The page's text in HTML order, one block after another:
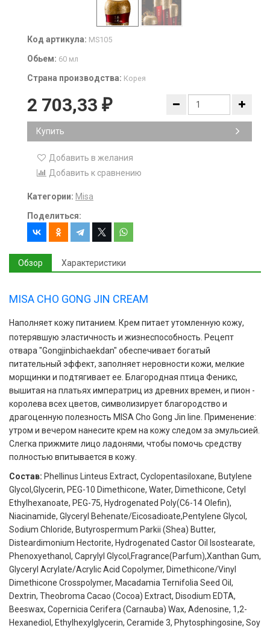
Код артикула: MS105
Обьем: 60 мл
Страна производства: Корея
2 703,33 ₽
Купить
Добавить в желания
Добавить к сравнению
Категории: Misa
Поделиться:
Обзор Характеристики
MISA CHO GONG JIN CREAM
Наполняет кожу питанием. Крем питает утомленную кожу,
потерявшую эластичность и жизнеспособность. Рецепт
отвара "Gongjinbichaekdan" обеспечивает богатый
питательный эффект, заполняет неровности кожи, мелкие
морщинки и подтягивает ее. Благородная птица Феникс,
вышитая на платьях императриц из древних времен, и пион -
королева всех цветов, символизирует благородство и
драгоценную полезность MISA Cho Gong Jin line. Применение:
утром и вечером нанесите крем на кожу следом за эмульсией.
Слегка прижмите лицо ладонями, чтобы помочь средству
полностью впитывается в кожу.
Состав: Phellinus Linteus Extract, Cyclopentasiloxane, Butylene
Glycol,Glycerin, PEG-10 Dimethicone, Water, Dimethicone, Cetyl
Ethylhexanoate, PEG-75, Hydrogenated Poly(C6-14 Olefin),
Niacinamide, Glyceryl Behenate/Eicosadioate,Pentylene Glycol,
Sodium Chloride, Butyrospermum Parkii (Shea) Butter,
Disteardimonium Hectorite, Hydrogenated Castor Oil Isostearate,
Phenoxyethanol, Caprylyl Glycol,Fragrance(Parfum),Xanthan Gum,
Glyceryl Acrylate/Acrylic Acid Copolymer, Dimethicone/Vinyl
Dimethicone Crosspolymer, Macadamia Ternifolia Seed Oil,
Dextrin, Theobroma Cacao (Cocoa) Extract, Disodium EDTA,
Beeswax, Copernicia Cerifera (Carnauba) Wax, Adenosine, 1,2-
Hexanediol, Ethylhexylglycerin, Ceramide 3, Phytosphingosine, Soy